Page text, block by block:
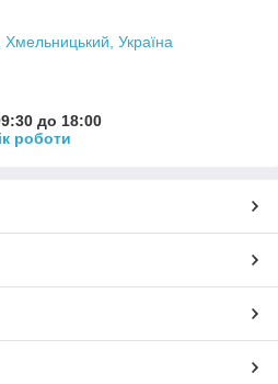
Хмельницький, Україна
до 18:00
роботи